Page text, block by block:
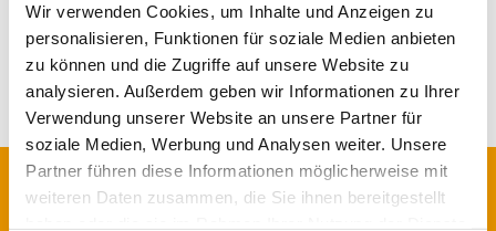
Wir verwenden Cookies, um Inhalte und Anzeigen zu
personalisieren, Funktionen für soziale Medien anbieten
zu können und die Zugriffe auf unsere Website zu
analysieren. Außerdem geben wir Informationen zu Ihrer
Verwendung unserer Website an unsere Partner für
soziale Medien, Werbung und Analysen weiter. Unsere
Partner führen diese Informationen möglicherweise mit
weiteren Daten zusammen, die Sie ihnen bereitgestellt
So gutes Essen hatte ich bisher in keiner anderen Klinik.
Besonders gut war das Müsli zum Frühstück.
LOGO